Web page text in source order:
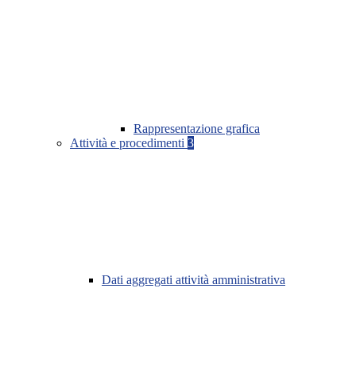
Rappresentazione grafica
Attività e procedimenti 3
Dati aggregati attività amministrativa